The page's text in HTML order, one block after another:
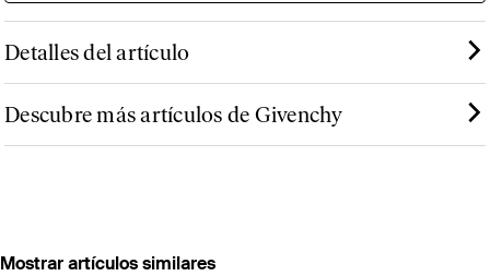
Detalles del artículo
Descubre más artículos de Givenchy
Mostrar artículos similares